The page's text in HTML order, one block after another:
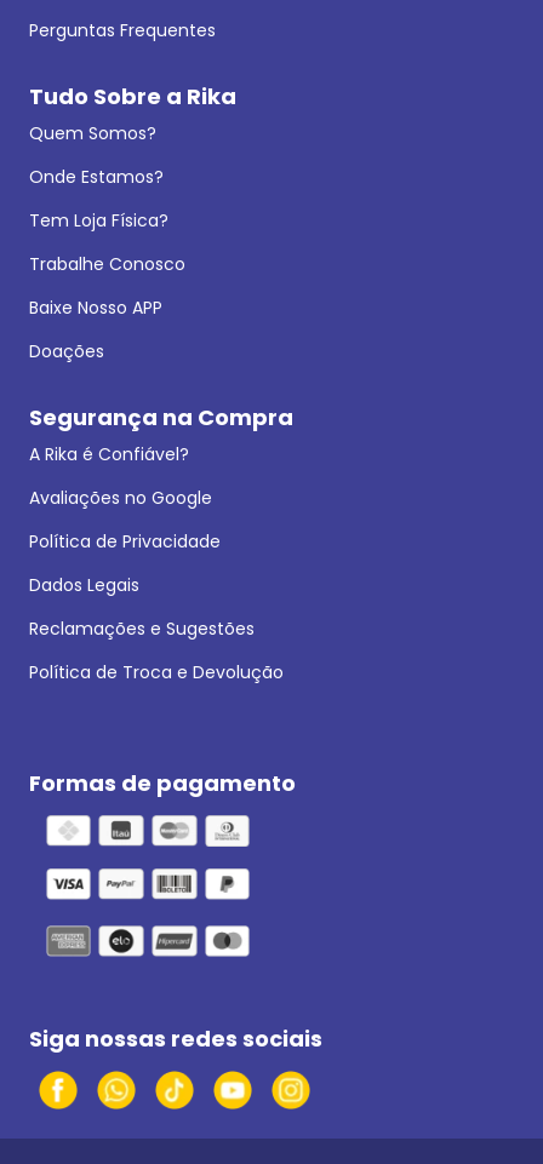
Perguntas Frequentes
Tudo Sobre a Rika
Quem Somos?
Onde Estamos?
Tem Loja Física?
Trabalhe Conosco
Baixe Nosso APP
Doações
Segurança na Compra
A Rika é Confiável?
Avaliações no Google
Política de Privacidade
Dados Legais
Reclamações e Sugestões
Política de Troca e Devolução
Formas de pagamento
Siga nossas redes sociais